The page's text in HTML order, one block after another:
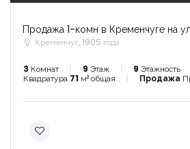
Продажа 1-комн в Кременчуге на
Кременчуг, 1905 года
3 Комнат 9 Этаж 9 Этажность
Квадратура 71 м² общая Продажа